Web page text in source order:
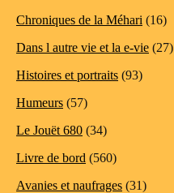
Chroniques de la Méhari (16)
Dans l autre vie et la e-vie (27)
Histoires et portraits (93)
Humeurs (57)
Le Jouët 680 (34)
Livre de bord (560)
Avanies et naufrages (31)